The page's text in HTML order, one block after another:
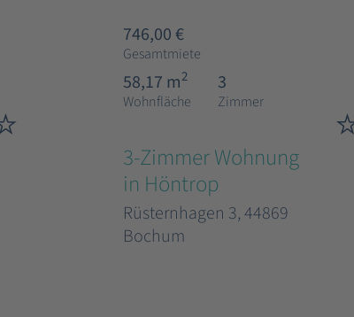
746,00 €
Gesamtmiete
58,17 m2
Wohnfläche
3
Zimmer
3-Zimmer Wohnung
in Höntrop
Rüsternhagen 3, 44869
Bochum